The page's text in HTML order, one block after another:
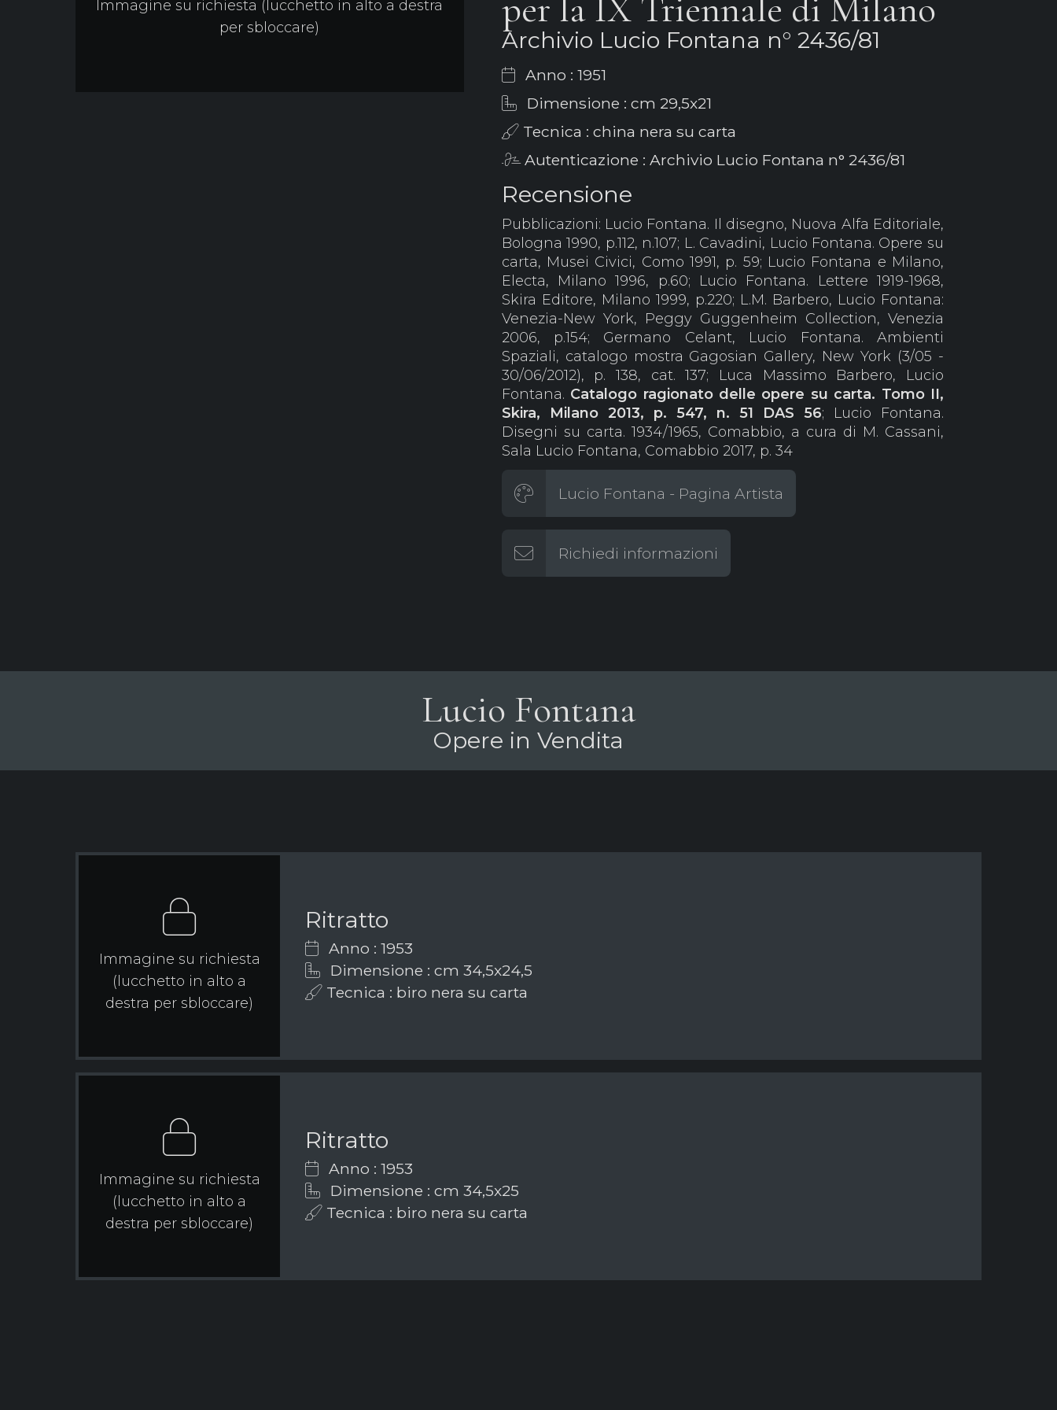
Immagine su richiesta (lucchetto in alto a destra
per sbloccare)
per la IX Triennale di Milano
Archivio Lucio Fontana n° 2436/81
Anno : 1951
Dimensione : cm 29,5x21
Tecnica : china nera su carta
Autenticazione : Archivio Lucio Fontana n° 2436/81
Recensione
Pubblicazioni: Lucio Fontana. Il disegno, Nuova Alfa Editoriale,
Bologna 1990, p.112, n.107; L. Cavadini, Lucio Fontana. Opere su
carta, Musei Civici, Como 1991, p. 59; Lucio Fontana e Milano,
Electa, Milano 1996, p.60; Lucio Fontana. Lettere 1919-1968,
Skira Editore, Milano 1999, p.220; L.M. Barbero, Lucio Fontana:
Venezia-New York, Peggy Guggenheim Collection, Venezia
2006, p.154; Germano Celant, Lucio Fontana. Ambienti
Spaziali, catalogo mostra Gagosian Gallery, New York (3/05 -
30/06/2012), p. 138, cat. 137; Luca Massimo Barbero, Lucio
Fontana. Catalogo ragionato delle opere su carta. Tomo II,
Skira, Milano 2013, p. 547, n. 51 DAS 56; Lucio Fontana.
Disegni su carta. 1934/1965, Comabbio, a cura di M. Cassani,
Sala Lucio Fontana, Comabbio 2017, p. 34
Lucio Fontana - Pagina Artista
Richiedi informazioni
Lucio Fontana
Opere in Vendita
Immagine su richiesta
(lucchetto in alto a
destra per sbloccare)
Ritratto
Anno : 1953
Dimensione : cm 34,5x24,5
Tecnica : biro nera su carta
Immagine su richiesta
(lucchetto in alto a
destra per sbloccare)
Ritratto
Anno : 1953
Dimensione : cm 34,5x25
Tecnica : biro nera su carta